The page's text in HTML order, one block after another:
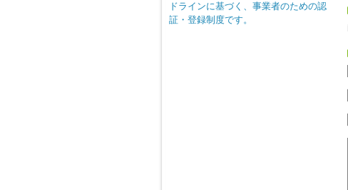
ドラインに基づく、事業者のための認
証・登録制度です。